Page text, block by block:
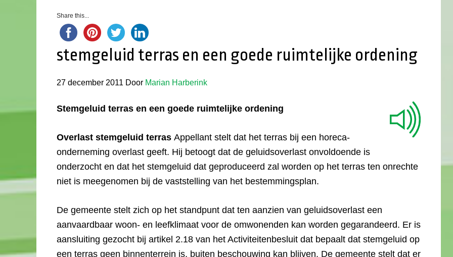
Share this...
stemgeluid terras en een goede ruimtelijke ordening
27 december 2011 Door Marian Harberink
Stemgeluid terras en een goede ruimtelijke ordening
Overlast stemgeluid terras Appellant stelt dat het terras bij een horeca-
onderneming overlast geeft. Hij betoogt dat de geluidsoverlast onvoldoende is
onderzocht en dat het stemgeluid dat geproduceerd zal worden op het terras ten onrechte
niet is meegenomen bij de vaststelling van het bestemmingsplan.
De gemeente stelt zich op het standpunt dat ten aanzien van geluidsoverlast een
aanvaardbaar woon- en leefklimaat voor de omwonenden kan worden gegarandeerd. Er is
aansluiting gezocht bij artikel 2.18 van het Activiteitenbesluit dat bepaalt dat stemgeluid op
een terras geen binnenterrein is, buiten beschouwing kan blijven. De gemeente stelt dat er